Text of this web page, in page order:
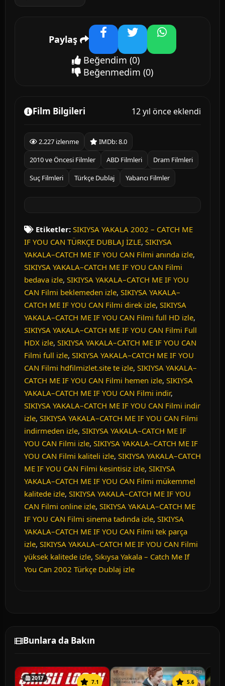
Paylaş FacebookTwitterWhatsApp
Beğendim (0)
Beğenmedim (0)
Film Bilgileri 12 yıl önce eklendi
2.227 izlenme
IMDb: 8.0
2010 ve Öncesi Filmler
ABD Filmleri
Dram Filmleri
Suç Filmleri
Türkçe Dublaj Yabancı Filmler
Etiketler: SIKIYSA YAKALA 2002 – CATCH ME
IF YOU CAN TÜRKÇE DUBLAJ İZLE, SIKIYSA
YAKALA–CATCH ME IF YOU CAN Filmi anında izle,
SIKIYSA YAKALA–CATCH ME IF YOU CAN Filmi
bedava izle, SIKIYSA YAKALA–CATCH ME IF YOU
CAN Filmi beklemeden izle, SIKIYSA YAKALA–
CATCH ME IF YOU CAN Filmi direk izle, SIKIYSA
YAKALA–CATCH ME IF YOU CAN Filmi full HD izle,
SIKIYSA YAKALA–CATCH ME IF YOU CAN Filmi Full
HDX izle, SIKIYSA YAKALA–CATCH ME IF YOU CAN
Filmi full izle, SIKIYSA YAKALA–CATCH ME IF YOU
CAN Filmi hdfilmizlet.site te izle, SIKIYSA YAKALA–
CATCH ME IF YOU CAN Filmi hemen izle, SIKIYSA
YAKALA–CATCH ME IF YOU CAN Filmi indir,
SIKIYSA YAKALA–CATCH ME IF YOU CAN Filmi indir
izle, SIKIYSA YAKALA–CATCH ME IF YOU CAN Filmi
indirmeden izle, SIKIYSA YAKALA–CATCH ME IF
YOU CAN Filmi izle, SIKIYSA YAKALA–CATCH ME IF
YOU CAN Filmi kaliteli izle, SIKIYSA YAKALA–CATCH
ME IF YOU CAN Filmi kesintisiz izle, SIKIYSA
YAKALA–CATCH ME IF YOU CAN Filmi mükemmel
kalitede izle, SIKIYSA YAKALA–CATCH ME IF YOU
CAN Filmi online izle, SIKIYSA YAKALA–CATCH ME
IF YOU CAN Filmi sinema tadında izle, SIKIYSA
YAKALA–CATCH ME IF YOU CAN Filmi tek parça
izle, SIKIYSA YAKALA–CATCH ME IF YOU CAN Filmi
yüksek kalitede izle, Sıkıysa Yakala – Catch Me If
You Can 2002 Türkçe Dublaj izle
Bunlara da Bakın
2017
7.1 5.6